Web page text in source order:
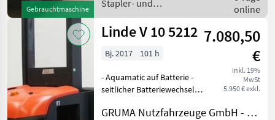
Gebrauchtmaschine
Stapler- und
Lagertechnik / Linde
online
Linde V 10 5212 7.080,50
€
inkl. 19%
MwSt
5.950 € exkl.
Bj. 2017 101 h
- Aquamatic auf Batterie -
seitlicher Batteriewechsel
800 mm - Stahlrahmen -
GRUMA Nutzfahrzeuge GmbH - Staplertechnik